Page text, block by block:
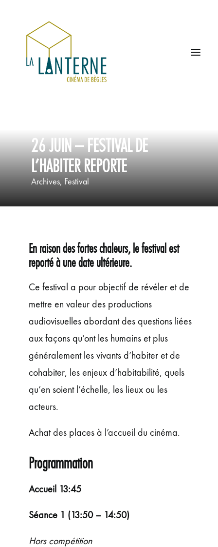
LES HORAIRES
À L’AFFICHE
JEUNE PUBLIC ET ADOS
PRATIQUE
26 JUIN – FESTIVAL DE
L’HABITER REPORTE
Archives, Festival
En raison des fortes chaleurs, le festival est
reporté à une date ultérieure.
Ce festival a pour objectif de révéler et de
mettre en valeur des productions
audiovisuelles abordant des questions liées
aux façons qu’ont les humains et plus
généralement les vivants d’habiter et de
cohabiter, les enjeux d’habitabilité, quels
qu’en soient l’échelle, les lieux ou les
acteurs.
Achat des places à l’accueil du cinéma.
Programmation
Accueil 13:45
Séance 1 (13:50 – 14:50)
Hors compétition